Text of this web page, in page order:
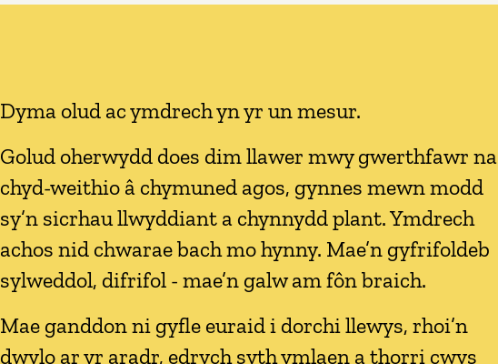
Dyma olud ac ymdrech yn yr un mesur.
Golud oherwydd does dim llawer mwy gwerthfawr na
chyd-weithio â chymuned agos, gynnes mewn modd
sy’n sicrhau llwyddiant a chynnydd plant. Ymdrech
achos nid chwarae bach mo hynny. Mae’n gyfrifoldeb
sylweddol, difrifol - mae’n galw am fôn braich.
Mae ganddon ni gyfle euraid i dorchi llewys, rhoi’n
dwylo ar yr aradr, edrych syth ymlaen a thorri cwys